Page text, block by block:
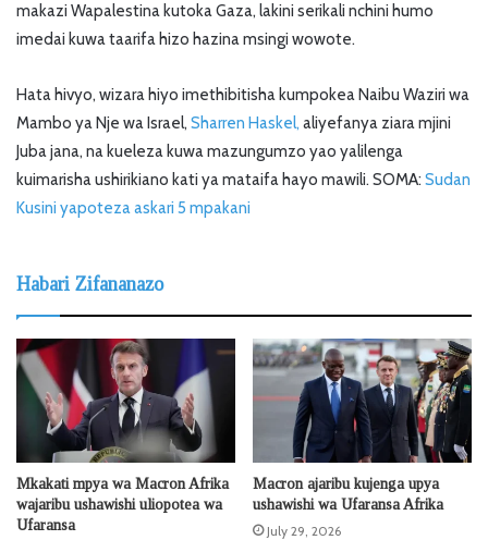
makazi Wapalestina kutoka Gaza, lakini serikali nchini humo
imedai kuwa taarifa hizo hazina msingi wowote.
Hata hivyo, wizara hiyo imethibitisha kumpokea Naibu Waziri wa
Mambo ya Nje wa Israel, Sharren Haskel, aliyefanya ziara mjini
Juba jana, na kueleza kuwa mazungumzo yao yalilenga
kuimarisha ushirikiano kati ya mataifa hayo mawili. SOMA: Sudan
Kusini yapoteza askari 5 mpakani
Habari Zifananazo
Mkakati mpya wa Macron Afrika
wajaribu ushawishi uliopotea wa
Ufaransa
Macron ajaribu kujenga upya
ushawishi wa Ufaransa Afrika
July 29, 2026